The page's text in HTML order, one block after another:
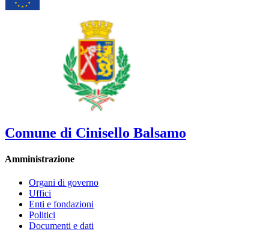
Comune di Cinisello Balsamo
Amministrazione
Organi di governo
Uffici
Enti e fondazioni
Politici
Documenti e dati